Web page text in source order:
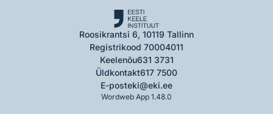
Roosikrantsi 6, 10119 Tallinn
Registrikood 70004011
Keelenõu631 3731
Üldkontakt617 7500
E-posteki@eki.ee
Wordweb App 1.48.0